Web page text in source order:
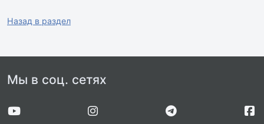
Назад в раздел
Мы в соц. сетях